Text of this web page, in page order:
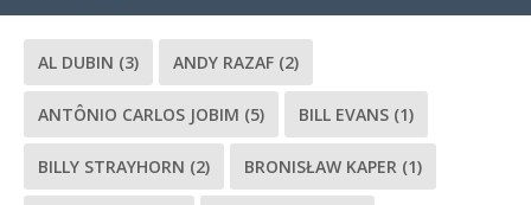
AL DUBIN (3) ANDY RAZAF (2)
ANTÔNIO CARLOS JOBIM (5) BILL EVANS (1)
BILLY STRAYHORN (2) BRONISŁAW KAPER (1)